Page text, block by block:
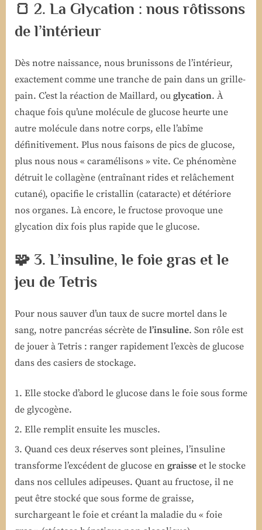
🍞 2. La Glycation : nous rôtissons
de l’intérieur
Dès notre naissance, nous brunissons de l’intérieur,
exactement comme une tranche de pain dans un grille-
pain. C’est la réaction de Maillard, ou glycation. À
chaque fois qu’une molécule de glucose heurte une
autre molécule dans notre corps, elle l’abîme
définitivement. Plus nous faisons de pics de glucose,
plus nous nous « caramélisons » vite. Ce phénomène
détruit le collagène (entraînant rides et relâchement
cutané), opacifie le cristallin (cataracte) et détériore
nos organes. Là encore, le fructose provoque une
glycation dix fois plus rapide que le glucose.
🧩 3. L’insuline, le foie gras et le
jeu de Tetris
Pour nous sauver d’un taux de sucre mortel dans le
sang, notre pancréas sécrète de l’insuline. Son rôle est
de jouer à Tetris : ranger rapidement l’excès de glucose
dans des casiers de stockage.
Elle stocke d’abord le glucose dans le foie sous forme
de glycogène.
Elle remplit ensuite les muscles.
Quand ces deux réserves sont pleines, l’insuline
transforme l’excédent de glucose en graisse et le stocke
dans nos cellules adipeuses. Quant au fructose, il ne
peut être stocké que sous forme de graisse,
surchargeant le foie et créant la maladie du « foie